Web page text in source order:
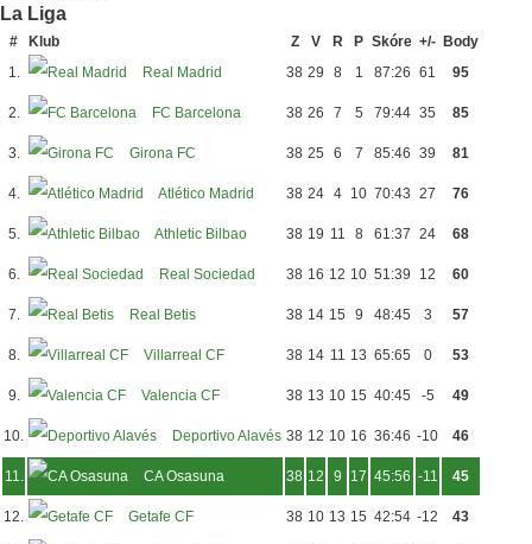
La Liga
# Klub Z V R P Skóre +/- Body
1.
Real Madrid 38 29 8 1 87:26 61 95
2. FC Barcelona 38 26 7 5 79:44 35 85
3. Girona FC 38 25 6 7 85:46 39 81
4. Atlético Madrid 38 24 4 10 70:43 27 76
5. Athletic Bilbao 38 19 11 8 61:37 24 68
6. Real Sociedad 38 16 12 10 51:39 12 60
7. Real Betis 38 14 15 9 48:45 3 57
8. Villarreal CF 38 14 11 13 65:65 0 53
9. Valencia CF 38 13 10 15 40:45 -5 49
10. Deportivo Alavés 38 12 10 16 36:46 -10 46
11. CA Osasuna 38 12 9 17 45:56 -11 45
12. Getafe CF 38 10 13 15 42:54 -12 43